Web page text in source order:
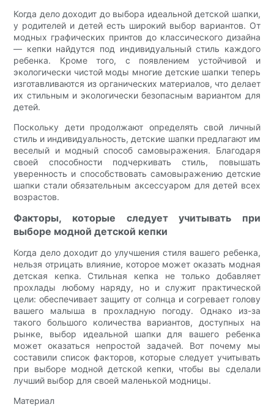
Когда дело доходит до выбора идеальной детской шапки,
у родителей и детей есть широкий выбор вариантов. От
модных графических принтов до классического дизайна
— кепки найдутся под индивидуальный стиль каждого
ребенка. Кроме того, с появлением устойчивой и
экологически чистой моды многие детские шапки теперь
изготавливаются из органических материалов, что делает
их стильным и экологически безопасным вариантом для
детей.
Поскольку дети продолжают определять свой личный
стиль и индивидуальность, детские шапки предлагают им
веселый и модный способ самовыражения. Благодаря
своей способности подчеркивать стиль, повышать
уверенность и способствовать самовыражению детские
шапки стали обязательным аксессуаром для детей всех
возрастов.
Факторы, которые следует учитывать при
выборе модной детской кепки
Когда дело доходит до улучшения стиля вашего ребенка,
нельзя отрицать влияние, которое может оказать модная
детская кепка. Стильная кепка не только добавляет
прохлады любому наряду, но и служит практической
цели: обеспечивает защиту от солнца и согревает голову
вашего малыша в прохладную погоду. Однако из-за
такого большого количества вариантов, доступных на
рынке, выбор идеальной шапки для вашего ребенка
может оказаться непростой задачей. Вот почему мы
составили список факторов, которые следует учитывать
при выборе модной детской кепки, чтобы вы сделали
лучший выбор для своей маленькой модницы.
Материал